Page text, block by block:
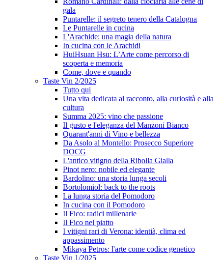
gala
Puntarelle: il segreto tenero della Catalogna
Le Puntarelle in cucina
L'Arachide: una magia della natura
In cucina con le Arachidi
HuiHsuan Hsu: L’Arte come percorso di
scoperta e memoria
Come, dove e quando
Taste Vin 2/2025
Tutto qui
Una vita dedicata al racconto, alla curiosità e alla
cultura
Summa 2025: vino che passione
Il gusto e l'eleganza del Manzoni Bianco
Quarant'anni di Vino e bellezza
Da Asolo al Montello: Prosecco Superiore
DOCG
L'antico vitigno della Ribolla Gialla
Pinot nero: nobile ed elegante
Bardolino: una storia lunga secoli
Bortolomiol: back to the roots
La lunga storia del Pomodoro
In cucina con il Pomodoro
Il Fico: radici millenarie
Il Fico nel piatto
I vitigni rari di Verona: identià, clima ed
appassimento
Mikaya Petros: l'arte come codice genetico
Taste Vin 1/2025